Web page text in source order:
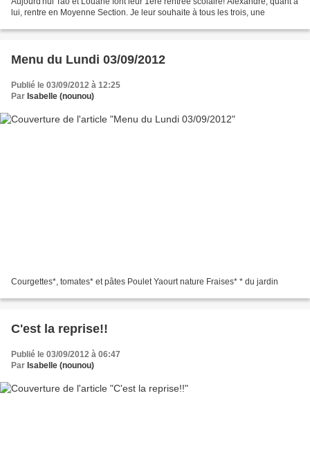
lui, rentre en Moyenne Section. Je leur souhaite à tous les trois, une
Menu du Lundi 03/09/2012
Publié le 03/09/2012 à 12:25
Par Isabelle (nounou)
Courgettes*, tomates* et pâtes Poulet Yaourt nature Fraises* * du jardin
C'est la reprise!!
Publié le 03/09/2012 à 06:47
Par Isabelle (nounou)